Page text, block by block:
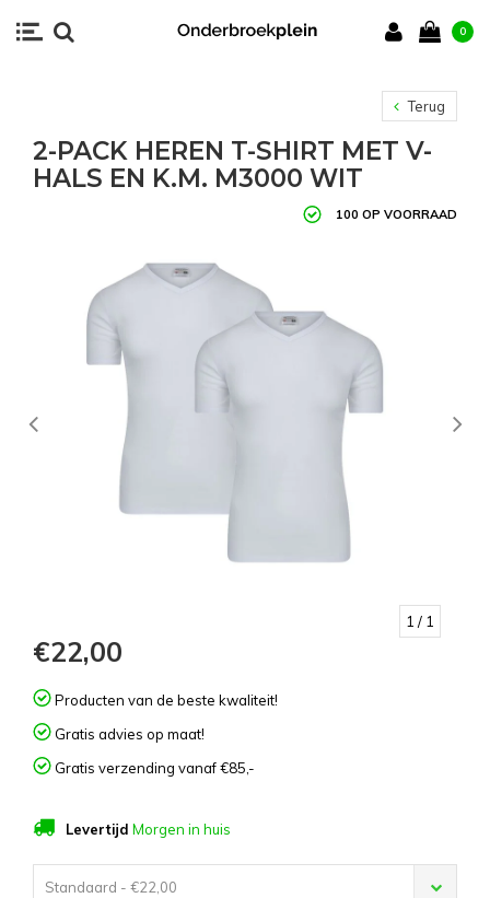
0
Terug
2-PACK HEREN T-SHIRT MET V-
HALS EN K.M. M3000 WIT
100 OP VOORRAAD
1 / 1
€22,00
Producten van de beste kwaliteit!
Gratis advies op maat!
Gratis verzending vanaf €85,-
Levertijd Morgen in huis
Standaard - €22,00